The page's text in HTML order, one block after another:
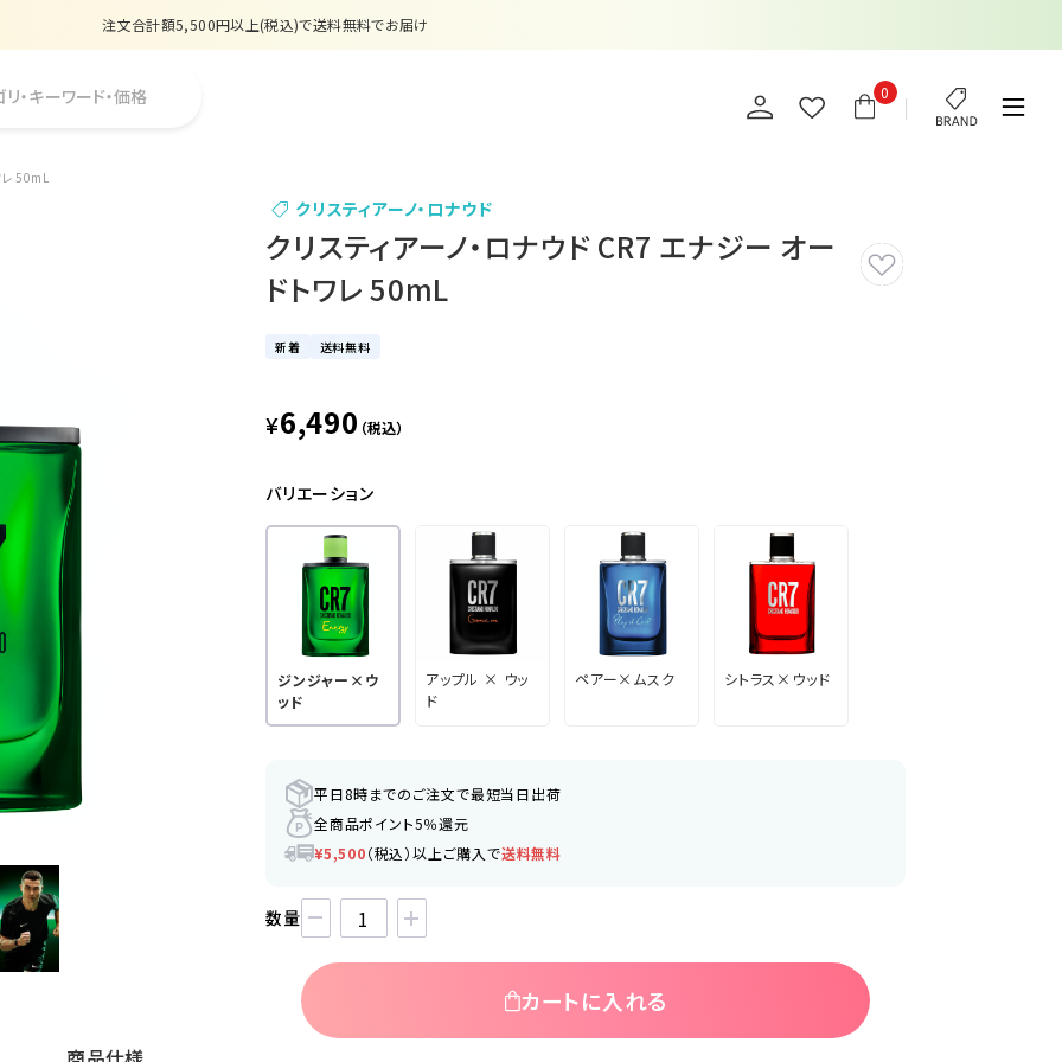
注文合計額5,500円以上(税込)で送料無料でお届け
注文合計額5,500円以上(税込)で送料無料でお届け
0
・キーワード・価格
レ 50mL
クリスティアーノ・ロナウド
クリスティアーノ・ロナウド CR7 エナジー オー
ドトワレ 50mL
新着 送料無料
¥6,490 （税込）
バリエーション
ジンジャー×ウ
ッド
アップル × ウッ
ド
ペアー×ムスク シトラス×ウッド
平日8時までのご注文で最短当日出荷
全商品ポイント5％還元
¥5,500（税込）以上ご購入で送料無料
数量
カートに入れる